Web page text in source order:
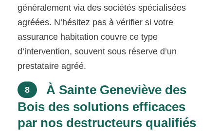
généralement via des sociétés spécialisées
agréées. N’hésitez pas à vérifier si votre
assurance habitation couvre ce type
d’intervention, souvent sous réserve d’un
prestataire agréé.
8
À Sainte Geneviève des
Bois des solutions efficaces
par nos destructeurs qualifiés